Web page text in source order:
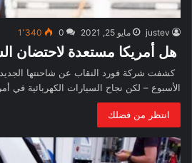
justev مايو 25, 2021 0 1٬340
هل أمريكا مستعدة لاحتضان
الأسبوع – لكن نجاح السيارات الكهربائية في
انتظر من فضلك